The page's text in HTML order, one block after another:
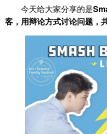
今天给大家分享的是
客，用辩论方式讨论问题，